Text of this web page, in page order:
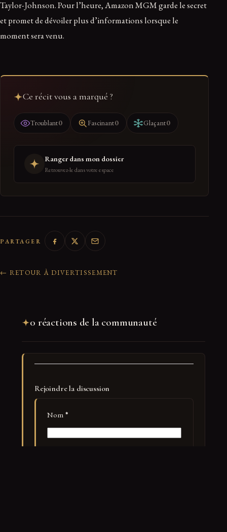
Taylor-Johnson. Pour l’heure, Amazon MGM garde le secret
et promet de dévoiler plus d’informations lorsque le
moment sera venu.
Ce récit vous a marqué ?
Troublant0 Fascinant0 Glaçant0
Ranger dans mon dossier
Retrouvez-le dans votre espace
PARTAGER
← RETOUR À DIVERTISSEMENT
0 réactions de la communauté
Rejoindre la discussion
Nom *